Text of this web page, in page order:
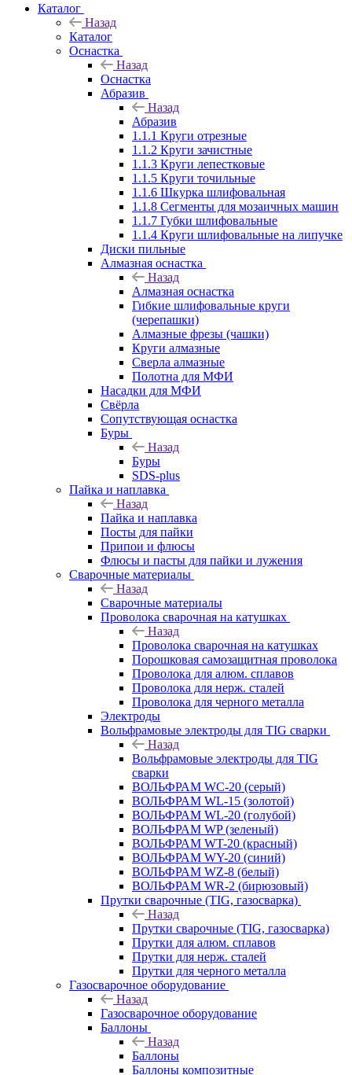
Каталог
Назад
Каталог
Оснастка
Назад
Оснастка
Абразив
Назад
Абразив
1.1.1 Круги отрезные
1.1.2 Круги зачистные
1.1.3 Круги лепестковые
1.1.5 Круги точильные
1.1.6 Шкурка шлифовальная
1.1.8 Сегменты для мозаичных машин
1.1.7 Губки шлифовальные
1.1.4 Круги шлифовальные на липучке
Диски пильные
Алмазная оснастка
Назад
Алмазная оснастка
Гибкие шлифовальные круги
(черепашки)
Алмазные фрезы (чашки)
Круги алмазные
Сверла алмазные
Полотна для МФИ
Насадки для МФИ
Свёрла
Сопутствующая оснастка
Буры
Назад
Буры
SDS-plus
Пайка и наплавка
Назад
Пайка и наплавка
Посты для пайки
Припои и флюсы
Флюсы и пасты для пайки и лужения
Сварочные материалы
Назад
Сварочные материалы
Проволока сварочная на катушках
Назад
Проволока сварочная на катушках
Порошковая самозащитная проволока
Проволока для алюм. сплавов
Проволока для нерж. сталей
Проволока для черного металла
Электроды
Вольфрамовые электроды для TIG сварки
Назад
Вольфрамовые электроды для TIG
сварки
ВОЛЬФРАМ WC-20 (серый)
ВОЛЬФРАМ WL-15 (золотой)
ВОЛЬФРАМ WL-20 (голубой)
ВОЛЬФРАМ WP (зеленый)
ВОЛЬФРАМ WT-20 (красный)
ВОЛЬФРАМ WY-20 (синий)
ВОЛЬФРАМ WZ-8 (белый)
ВОЛЬФРАМ WR-2 (бирюзовый)
Прутки сварочные (TIG, газосварка)
Назад
Прутки сварочные (TIG, газосварка)
Прутки для алюм. сплавов
Прутки для нерж. сталей
Прутки для черного металла
Газосварочное оборудование
Назад
Газосварочное оборудование
Баллоны
Назад
Баллоны
Баллоны композитные